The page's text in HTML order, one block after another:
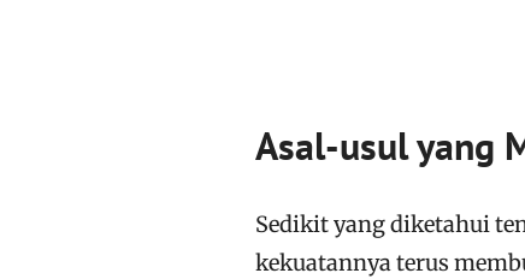
Asal-usul yang
Sedikit yang diketahui
kekuatannya terus